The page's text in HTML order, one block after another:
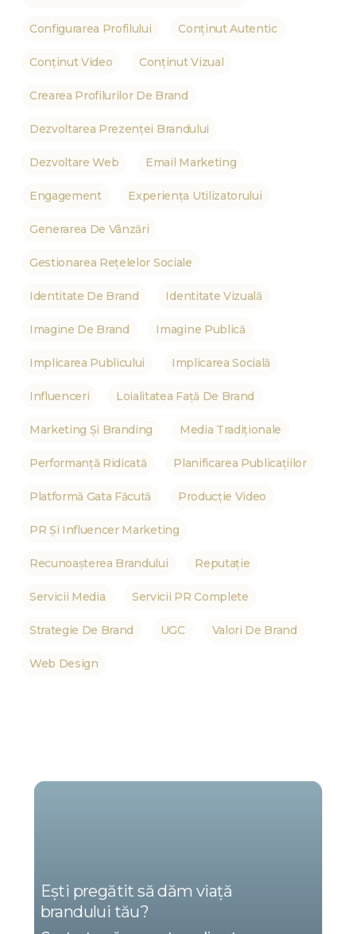
Configurarea Profilului Conținut Autentic
Conținut Video Conținut Vizual
Crearea Profilurilor De Brand
Dezvoltarea Prezenței Brandului
Dezvoltare Web Email Marketing
Engagement Experiența Utilizatorului
Generarea De Vânzări
Gestionarea Rețelelor Sociale
Identitate De Brand Identitate Vizuală
Imagine De Brand Imagine Publică
Implicarea Publicului Implicarea Socială
Influenceri Loialitatea Față De Brand
Marketing Și Branding Media Tradiționale
Performanță Ridicată Planificarea Publicațiilor
Platformă Gata Făcută Producție Video
PR Și Influencer Marketing
Recunoașterea Brandului Reputație
Servicii Media Servicii PR Complete
Strategie De Brand UGC Valori De Brand
Web Design
Ești pregătit să dăm viață
brandului tău?